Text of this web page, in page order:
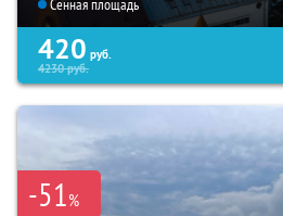
Сенная площадь
420 руб.
4230руб.
-51%